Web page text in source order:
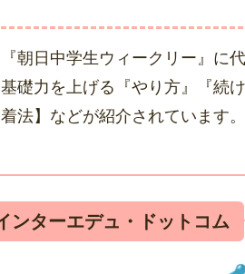
『朝日中学生ウィークリー』に
基礎力を上げる『やり方』『続
着法】などが紹介されています。